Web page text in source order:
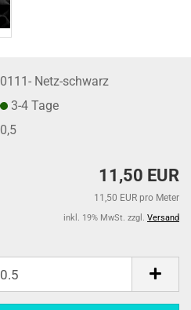
0111- Netz-schwarz
3-4 Tage
0,5
11,50 EUR
11,50 EUR pro Meter
inkl. 19% MwSt. zzgl. Versand